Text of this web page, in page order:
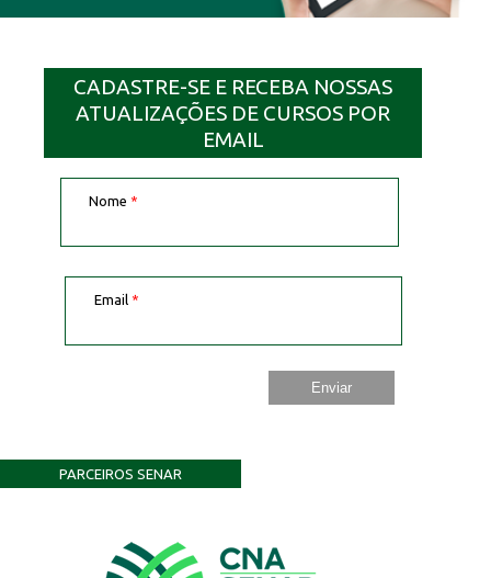
CADASTRE-SE E RECEBA NOSSAS
ATUALIZAÇÕES DE CURSOS POR
EMAIL
Nome *
Email *
PARCEIROS SENAR